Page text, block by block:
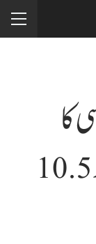
کا
اعلان، شرح سود کم ہو کر 10.5